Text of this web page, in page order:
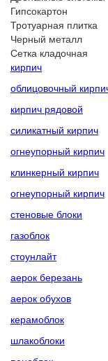
Гипсокартон
Тротуарная плитка
Черный металл
Сетка кладочная
кирпич
облицовочный
кирпич рядовой
силикатный кирпич
огнеупорный кирпич
клинкерный кирпич
огнеупорный кирпич
стеновые блоки
газоблок
стоунлайт
аерок березань
аерок обухов
керамоблок
шлакоблоки